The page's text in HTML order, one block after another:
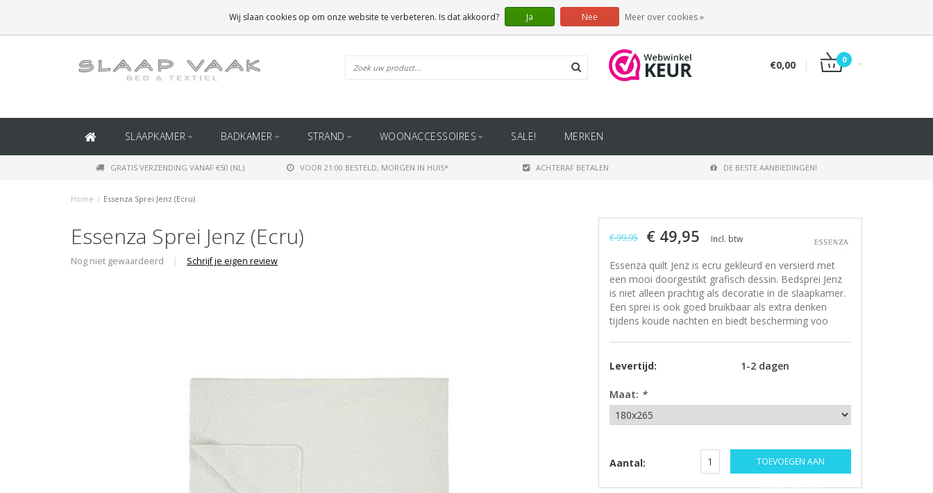
(BINNEN BELGIË)
€0,00 0
SLAAPKAMER BADKAMER STRAND WOONACCESSOIRES SALE! MERKEN
GRATIS VERZENDING VANAF €50 (NL) VOOR 21:00 BESTELD, MORGEN IN HUIS* ACHTERAF BETALEN DE BESTE AANBIEDINGEN!
Home / Essenza Sprei Jenz (Ecru)
Essenza Sprei Jenz (Ecru)
Nog niet gewaardeerd | Schrijf je eigen review
€ 99,95 € 49,95 Incl. btw
Essenza quilt Jenz is ecru gekleurd en versierd met
een mooi doorgestikt grafisch dessin. Bedsprei Jenz
is niet alleen prachtig als decoratie in de slaapkamer.
Een sprei is ook goed bruikbaar als extra denken
tijdens koude nachten en biedt bescherming voo
Levertijd: 1-2 dagen
Maat: *
Aantal: TOEVOEGEN AAN
WINKELWAGEN
Wij slaan cookies op om onze website te verbeteren. Is dat akkoord? Ja Nee Meer over cookies »